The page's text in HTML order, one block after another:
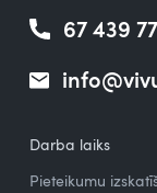
67 439
Darba laiks
Pieteikumu